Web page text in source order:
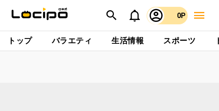
0P
トップ バラエティ 生活情報 スポーツ